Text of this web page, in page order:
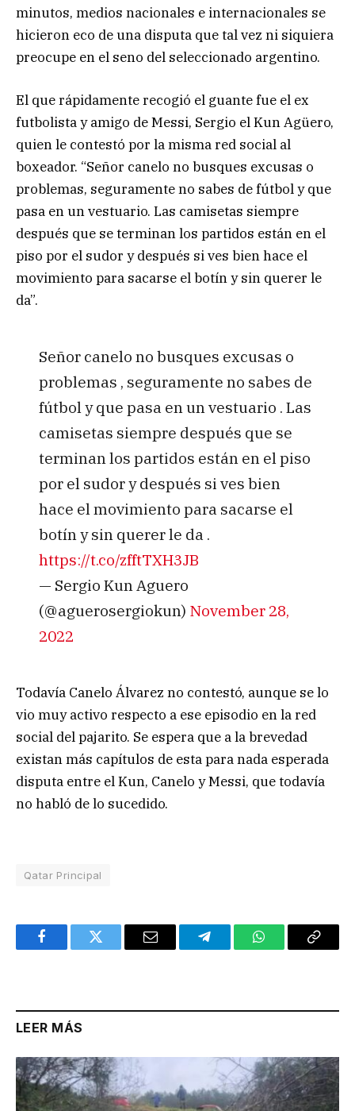
minutos, medios nacionales e internacionales se
hicieron eco de una disputa que tal vez ni siquiera
preocupe en el seno del seleccionado argentino.
El que rápidamente recogió el guante fue el ex
futbolista y amigo de Messi, Sergio el Kun Agüero,
quien le contestó por la misma red social al
boxeador. “Señor canelo no busques excusas o
problemas, seguramente no sabes de fútbol y que
pasa en un vestuario. Las camisetas siempre
después que se terminan los partidos están en el
piso por el sudor y después si ves bien hace el
movimiento para sacarse el botín y sin querer le
da”.
Señor canelo no busques excusas o
problemas , seguramente no sabes de
fútbol y que pasa en un vestuario . Las
camisetas siempre después que se
terminan los partidos están en el piso
por el sudor y después si ves bien
hace el movimiento para sacarse el
botín y sin querer le da .
https://t.co/zfftTXH3JB
— Sergio Kun Aguero
(@aguerosergiokun) November 28,
2022
Todavía Canelo Álvarez no contestó, aunque se lo
vio muy activo respecto a ese episodio en la red
social del pajarito. Se espera que a la brevedad
existan más capítulos de esta para nada esperada
disputa entre el Kun, Canelo y Messi, que todavía
no habló de lo sucedido.
Qatar Principal
FacebookTwitter Email TelegramWhatsAppCopy
LEER MÁS